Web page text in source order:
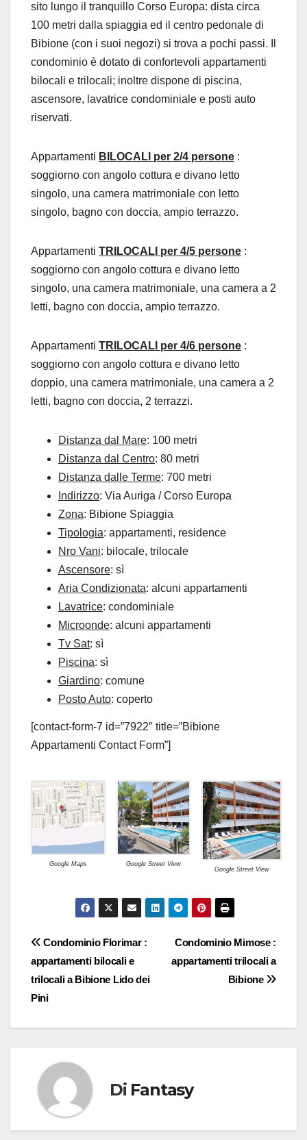
sito lungo il tranquillo Corso Europa: dista circa
100 metri dalla spiaggia ed il centro pedonale di
Bibione (con i suoi negozi) si trova a pochi passi. Il
condominio è dotato di confortevoli appartamenti
bilocali e trilocali; inoltre dispone di piscina,
ascensore, lavatrice condominiale e posti auto
riservati.
Appartamenti BILOCALI per 2/4 persone :
soggiorno con angolo cottura e divano letto
singolo, una camera matrimoniale con letto
singolo, bagno con doccia, ampio terrazzo.
Appartamenti TRILOCALI per 4/5 persone :
soggiorno con angolo cottura e divano letto
singolo, una camera matrimoniale, una camera a 2
letti, bagno con doccia, ampio terrazzo.
Appartamenti TRILOCALI per 4/6 persone :
soggiorno con angolo cottura e divano letto
doppio, una camera matrimoniale, una camera a 2
letti, bagno con doccia, 2 terrazzi.
Distanza dal Mare: 100 metri
Distanza dal Centro: 80 metri
Distanza dalle Terme: 700 metri
Indirizzo: Via Auriga / Corso Europa
Zona: Bibione Spiaggia
Tipologia: appartamenti, residence
Nro Vani: bilocale, trilocale
Ascensore: sì
Aria Condizionata: alcuni appartamenti
Lavatrice: condominiale
Microonde: alcuni appartamenti
Tv Sat: sì
Piscina: sì
Giardino: comune
Posto Auto: coperto
[contact-form-7 id=”7922″ title=”Bibione
Appartamenti Contact Form”]
Google Maps
Google Street View
Google Street View
Navigazione
articoli
Condominio Mimose :
appartamenti trilocali a
Bibione
Condominio Florimar :
appartamenti bilocali e
trilocali a Bibione Lido dei
Pini
Di Fantasy